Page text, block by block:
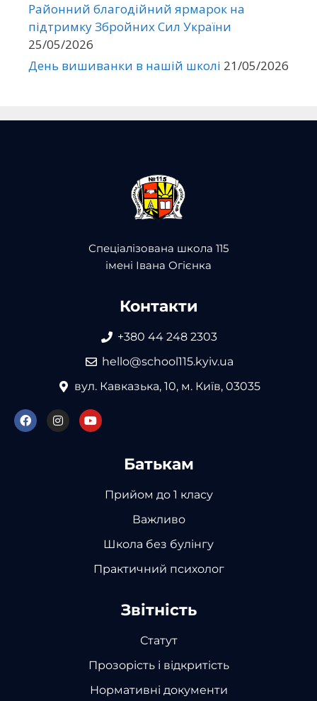
Районний благодійний ярмарок на
підтримку Збройних Сил України
25/05/2026
День вишиванки в нашій школі 21/05/2026
Спеціалізована школа 115
імені Івана Огієнка
Контакти
+380 44 248 2303
hello@school115.kyiv.ua
вул. Кавказька, 10, м. Київ, 03035
Батькам
Прийом до 1 класу
Важливо
Школа без булінгу
Практичний психолог
Звітність
Статут
Прозорість і відкритість
Нормативні документи